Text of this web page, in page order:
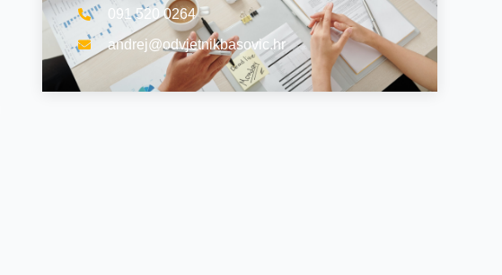
091 520 0264
andrej@odvjetnikbasovic.hr